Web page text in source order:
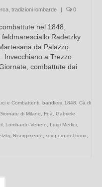
tradizioni lombarde | 0
nel 1848,
Radetzky
da Palazzo
Invecchiano a Trezzo
combattute dai
e Combattenti bandiera 1848
Cà di
di Milano Foà
Gabriele
Lombardo-Veneto Luigi Medici
, Risorgimento sciopero del fumo